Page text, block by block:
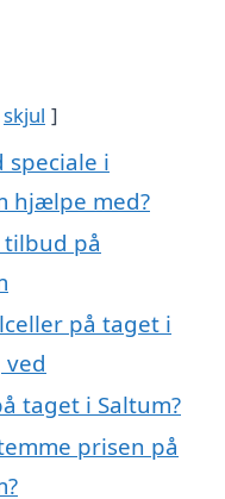
skjul
speciale i
hjælpe med?
på
på taget i
taget i Saltum?
prisen på